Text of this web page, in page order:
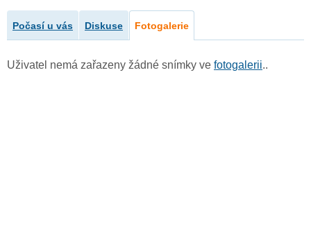
Počasí u vás Diskuse Fotogalerie
Uživatel nemá zařazeny žádné snímky ve fotogalerii..